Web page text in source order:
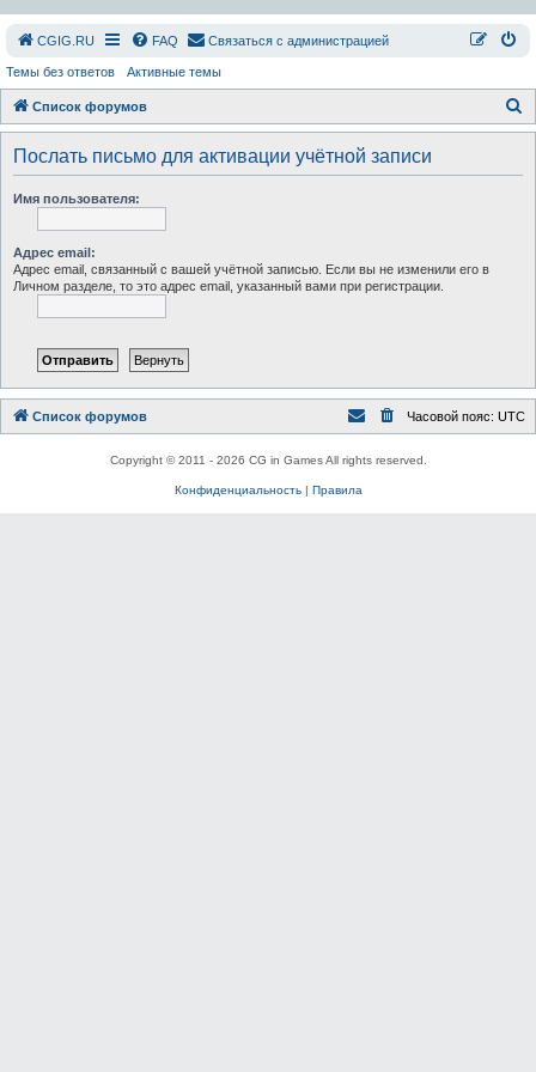
СGIG.RU FAQ Связаться с администрацией
Темы без ответов Активные темы
Список форумов
о
Послать письмо для активации учётной записи
Имя пользователя:
Адрес email:
Адрес email, связанный с вашей учётной записью. Если вы не изменили его в
Личном разделе, то это адрес email, указанный вами при регистрации.
Список форумов Часовой пояс: UTC
Copyright © 2011 - 2026 CG in Games All rights reserved.
Конфиденциальность| Правила